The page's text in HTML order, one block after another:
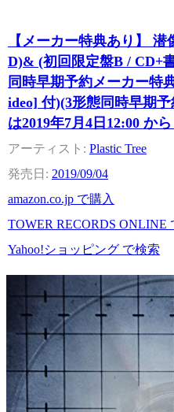
【メーカー特典あり】
D)& (初回限定盤B / CD+
同時早期予約メーカー特
ideo] 付)(3形態同時早期
は2019年7月4日12:00 か
Plastic Tree
2019/09/04
amazon.co.jp で購入
TOWER RECORDS ONLINE
Yahoo!ショッピング で検索